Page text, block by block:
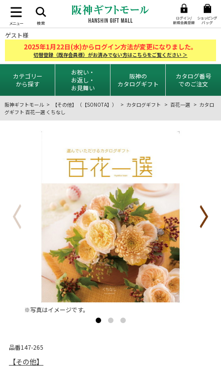
ゲスト様
2025年1月22日(水)からログイン方法が変更になりました。
切替登録（既存会員様）がお済みでない方はこちらをご覧ください ＞
カテゴリー
から探す
お祝い・
お返し・
お見舞い
阪神の
カタログギフト
カタログ番号
でのご注文
阪神ギフトモール 【その他】（【SONOTA】） カタログギフト 百花一選
カタロ
グギフト 百花一選 くちなし
※写真はイメージです。
品番147-265
【その他】